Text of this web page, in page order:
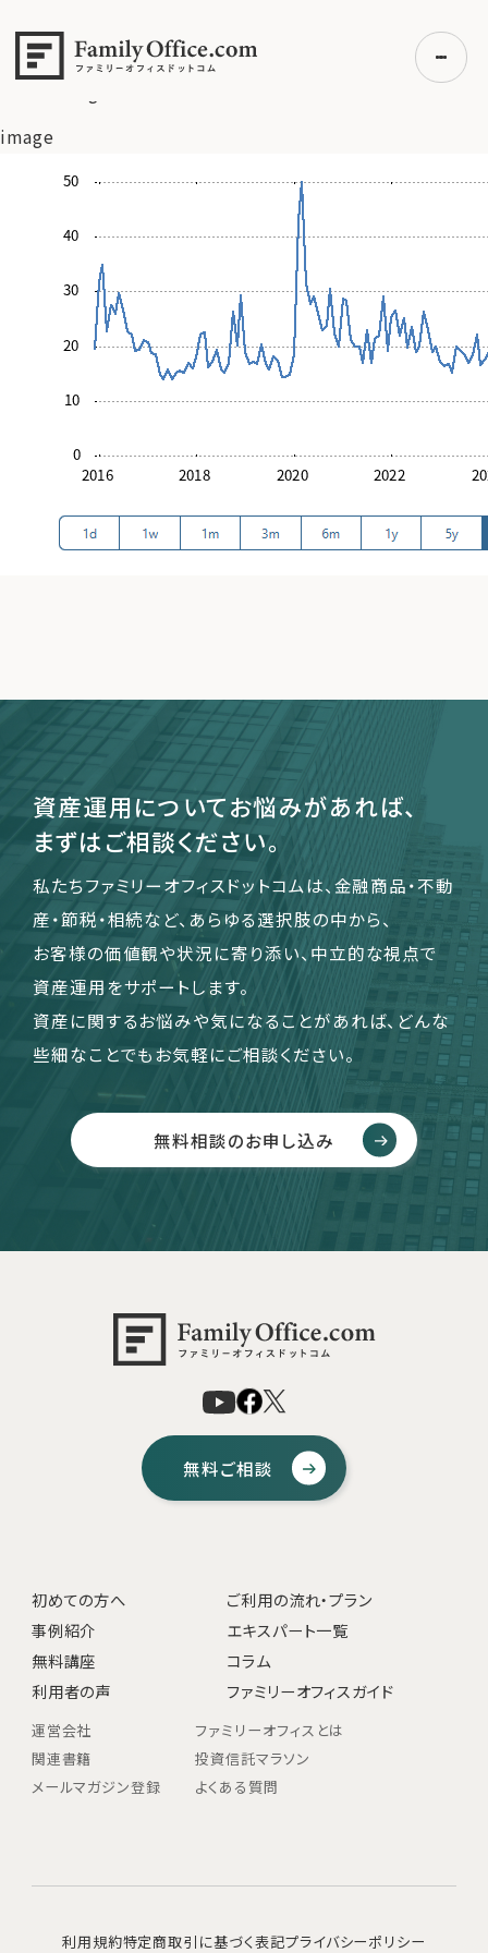
初めての方へ
エキスパート一覧
無料講座
利用者の声
無料ご相談 ログイン
よくある質問
連株の過熱警戒で1284円安～PCRと日経VIが示す市場の警
image
資産運用についてお悩みがあれば、
まずはご相談ください。
私たちファミリーオフィスドットコムは、金融商品・不動
産・節税・相続など、あらゆる選択肢の中から、
お客様の価値観や状況に寄り添い、中立的な視点で
資産運用をサポートします。
資産に関するお悩みや気になることがあれば、どんな
些細なことでもお気軽にご相談ください。
無料相談のお申し込み
無料ご相談
初めての方へ
ご利用の流れ・プラン
事例紹介
エキスパート一覧
無料講座
コラム
利用者の声
ファミリーオフィスガイド
運営会社
ファミリーオフィスとは
関連書籍
投資信託マラソン
メールマガジン登録
よくある質問
利用規約特定商取引に基づく表記プライバシーポリシー